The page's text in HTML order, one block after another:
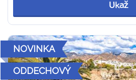
Ukaž
NOVINKA
ODDECHOVÝ